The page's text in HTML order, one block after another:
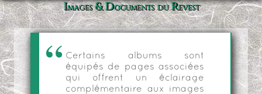
Images & Documents du Revest
Certains albums sont
équipés de pages associées
qui offrent un éclairage
complémentaire aux images